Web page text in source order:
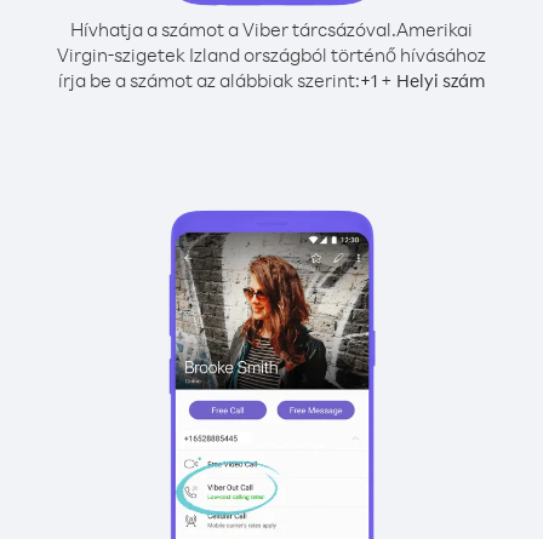
Hívhatja a számot a Viber tárcsázóval.Amerikai
Virgin-szigetek Izland országból történő hívásához
írja be a számot az alábbiak szerint:+1 + Helyi szám